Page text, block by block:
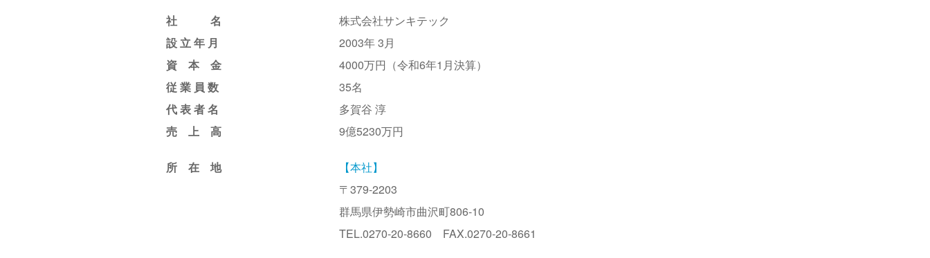
社 名
株式会社サンキテック
設 立 年 月
2003年 3月
資 本 金
4000万円（令和6年1月決算）
従 業 員 数
35名
代 表 者 名
多賀谷 淳
売 上 高
9億5230万円
所 在 地
【本社】
〒379-2203
群馬県伊勢崎市曲沢町806-10
TEL.0270-20-8660 FAX.0270-20-8661